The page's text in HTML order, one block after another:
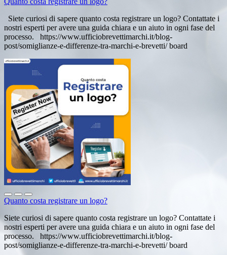
Siete curiosi di sapere quanto costa registrare un logo? Contattate i
nostri esperti per avere una guida chiara e un aiuto in ogni fase del
processo. https://www.ufficiobrevettimarchi.it/blog-
post/somiglianze-e-differenze-tra-marchi-e-brevetti/ board
Quanto costa registrare un logo?
Siete curiosi di sapere quanto costa registrare un logo? Contattate i
nostri esperti per avere una guida chiara e un aiuto in ogni fase del
processo. https://www.ufficiobrevettimarchi.it/blog-
post/somiglianze-e-differenze-tra-marchi-e-brevetti/ board